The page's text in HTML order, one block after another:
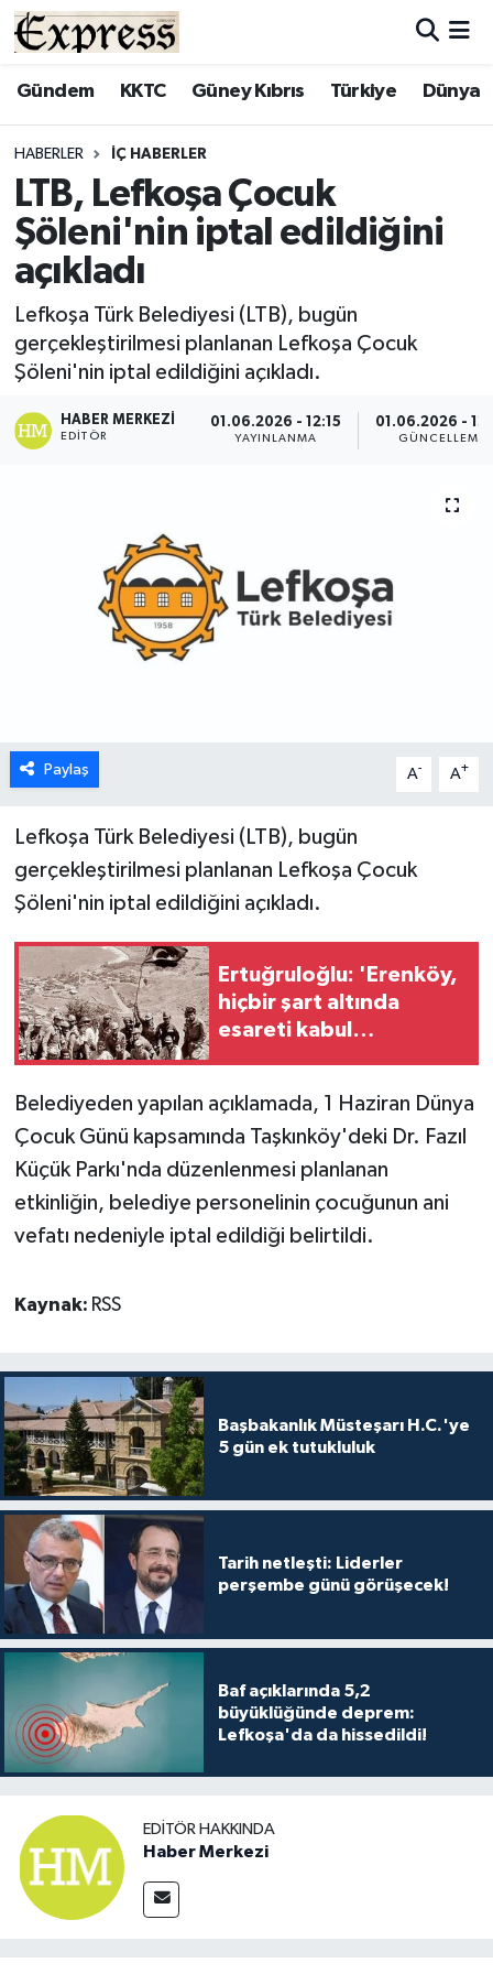
Gündem KKTC Güney Kıbrıs Türkiye Dünya
HABERLER İÇ HABERLER
LTB, Lefkoşa Çocuk
Şöleni'nin iptal edildiğini
açıkladı
Lefkoşa Türk Belediyesi (LTB), bugün
gerçekleştirilmesi planlanan Lefkoşa Çocuk
Şöleni'nin iptal edildiğini açıkladı.
HABER MERKEZI
EDITÖR
01.06.2026 - 12:15
YAYINLANMA
01.06.2026 -
GÜNCELLEME
Paylaş A- A+
Lefkoşa Türk Belediyesi (LTB), bugün
gerçekleştirilmesi planlanan Lefkoşa Çocuk
Şöleni'nin iptal edildiğini açıkladı.
Ertuğruloğlu: 'Erenköy,
hiçbir şart altında
esareti kabul
Belediyeden yapılan açıklamada, 1 Haziran Dünya
Çocuk Günü kapsamında Taşkınköy'deki Dr. Fazıl
Küçük Parkı'nda düzenlenmesi planlanan
etkinliğin, belediye personelinin çocuğunun ani
vefatı nedeniyle iptal edildiği belirtildi.
Kaynak: RSS
Başbakanlık Müsteşarı H.C.'ye
5 gün ek tutukluluk
Tarih netleşti: Liderler
perşembe günü görüşecek!
Baf açıklarında 5,2
büyüklüğünde deprem:
Lefkoşa'da da hissedildi!
EDITÖR HAKKINDA
Haber Merkezi
ALAYKÖY
BİLİM
ÇATALKÖY
DÜNYA
EĞİTİM
EKONOMİ
GAZİMAĞUSA
GİRNE
GÜNEY KIBRIS
KÜLTÜR SANAT
LEFKOŞA
MAGAZİN
Nöbetçi Eczaneler
ÖZEL HABER
SAĞLIK
TATLISU
TEKNOLOJİ
TİCARET
YAŞAM
Hava Durumu
Süper Lig Puan Durumu ve Fikstür
Tüm Manşetler
Son Dakika Haberleri
Haber Arşivi